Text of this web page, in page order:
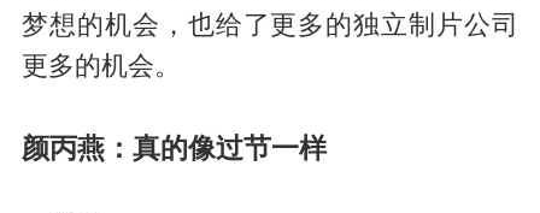
梦想的机会，也给了更多的独立制片公司
更多的机会。
颜丙燕：真的像过节一样